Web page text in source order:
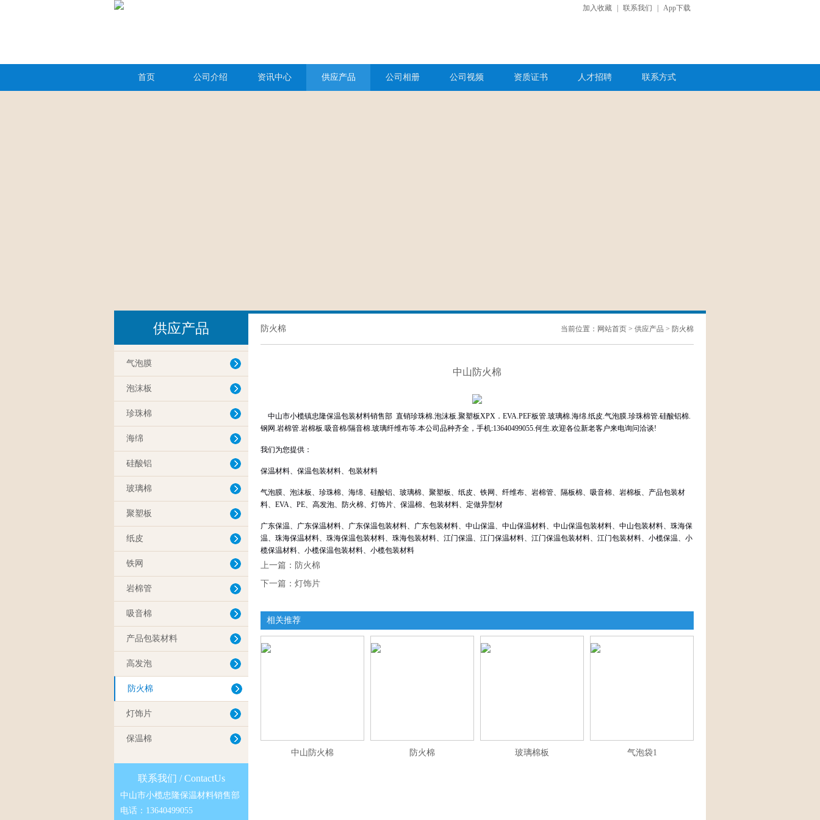
加入收藏 联系我们 App下载
首页 公司介绍 资讯中心 供应产品 公司相册 公司视频 资质证书 人才招聘 联系方式
供应产品
气泡膜
泡沫板
珍珠棉
海绵
硅酸铝
玻璃棉
聚塑板
纸皮
铁网
岩棉管
吸音棉
产品包装材料
高发泡
防火棉
灯饰片
保温棉
联系我们 / ContactUs
中山市小榄忠隆保温材料销售部
电话：13640499055
防火棉 当前位置： 网站首页 > 供应产品 > 防火棉
中山防火棉
中山市小榄镇忠隆保温包装材料销售部 直销珍珠棉.泡沫板.聚塑板XPX．EVA.PEF板管.玻璃棉.海绵.纸皮.气泡膜.珍珠棉管.硅酸铝棉.
钢网.岩棉管.岩棉板.吸音棉/隔音棉.玻璃纤维布等.本公司品种齐全，手机:13640499055.何生.欢迎各位新老客户来电询问洽谈!
我们为您提供：
保温材料、保温包装材料、包装材料
气泡膜、泡沫板、珍珠棉、海绵、硅酸铝、玻璃棉、聚塑板、纸皮、铁网、纤维布、岩棉管、隔板棉、吸音棉、岩棉板、产品包装材
料、EVA、PE、高发泡、防火棉、灯饰片、保温棉、包装材料、定做异型材
广东保温、广东保温材料、广东保温包装材料、广东包装材料、中山保温、中山保温材料、中山保温包装材料、中山包装材料、珠海保
温、珠海保温材料、珠海保温包装材料、珠海包装材料、江门保温、江门保温材料、江门保温包装材料、江门包装材料、小榄保温、小
榄保温材料、小榄保温包装材料、小榄包装材料
上一篇： 防火棉
下一篇： 灯饰片
相关推荐
中山防火棉 防火棉 玻璃棉板 气泡袋1